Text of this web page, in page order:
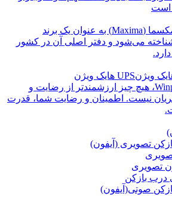
UPS هایک ویژن
تصویری (آیفون)
تصویری
درب بازکن
صوتی(آیفون)